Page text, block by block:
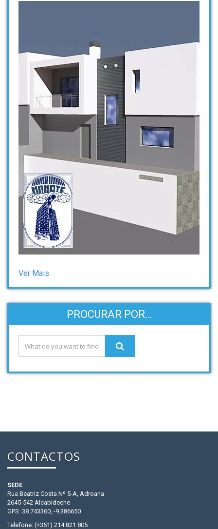
Ver Mais
PROCURAR POR…
CONTACTOS
SEDE
Rua Beatriz Costa Nº 5-A, Adroana
2645-542 Alcabideche
GPS: 38.743360, -9.386650
Telefone: (+351) 214 821 805